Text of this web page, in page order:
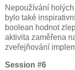
Nepoužívání
bylo také
boolean hodnot
aktivita zaměřena
zveřejňování
Session #6